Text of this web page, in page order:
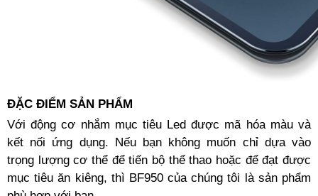
ĐẶC ĐIỂM SẢN PHẨM
Với động cơ nhắm mục tiêu Led được mã hóa màu và
kết nối ứng dụng. Nếu bạn không muốn chỉ dựa vào
trọng lượng cơ thể để tiến bộ thể thao hoặc để đạt được
mục tiêu ăn kiêng, thì BF950 của chúng tôi là sản phẩm